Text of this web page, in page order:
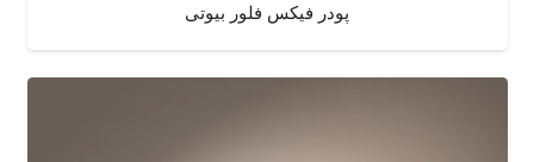
پودر فیکس فلور بیوتی